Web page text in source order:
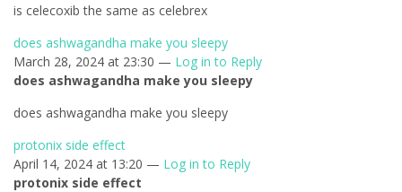
is celecoxib the same as celebrex
does ashwagandha make you sleepy
March 28, 2024 at 23:30 — Log in to Reply
does ashwagandha make you sleepy
does ashwagandha make you sleepy
protonix side effect
April 14, 2024 at 13:20 — Log in to Reply
protonix side effect